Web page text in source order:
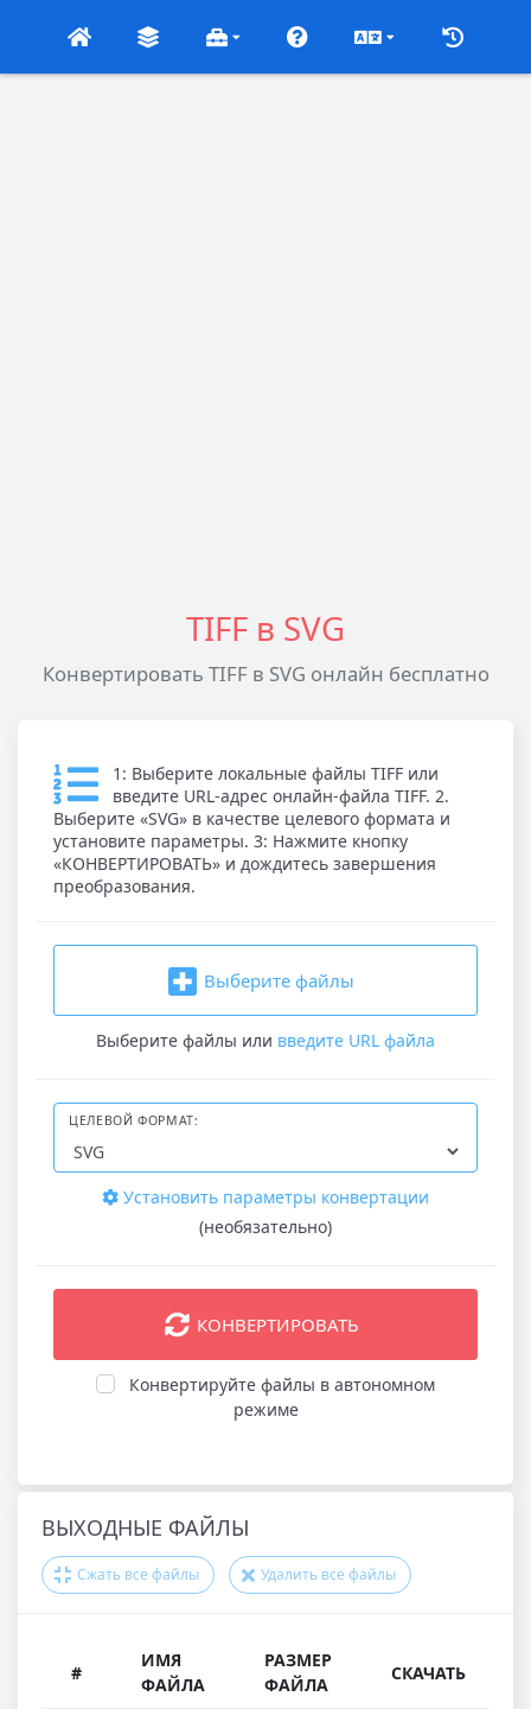
TIFF в SVG
Конвертировать TIFF в SVG онлайн бесплатно
1: Выберите локальные файлы TIFF или
введите URL-адрес онлайн-файла TIFF. 2.
Выберите «SVG» в качестве целевого формата и
установите параметры. 3: Нажмите кнопку
«КОНВЕРТИРОВАТЬ» и дождитесь завершения
преобразования.
Выберите файлы
Выберите файлы или введите URL файла
ЦЕЛЕВОЙ ФОРМАТ:
Установить параметры конвертации
(необязательно)
КОНВЕРТИРОВАТЬ
Конвертируйте файлы в автономном
режиме
ВЫХОДНЫЕ ФАЙЛЫ
Сжать все файлы Удалить все файлы
#
ИМЯ
ФАЙЛА
РАЗМЕР
ФАЙЛА
СКАЧАТЬ